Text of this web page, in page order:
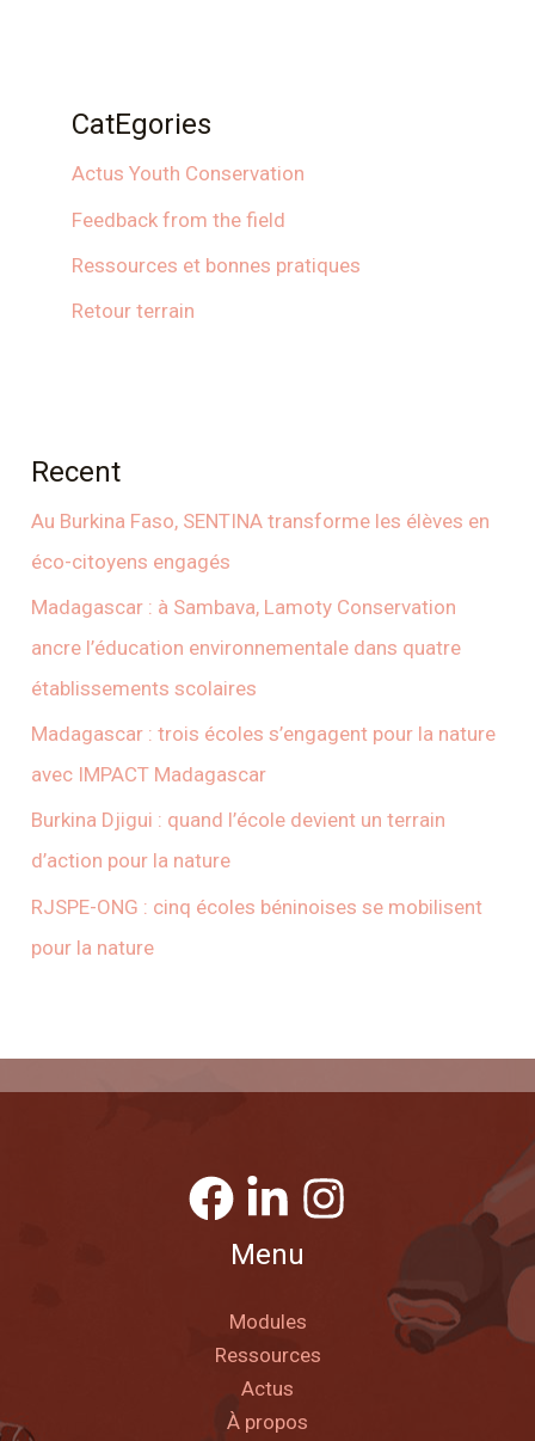
CatEgories
Actus Youth Conservation
Feedback from the field
Ressources et bonnes pratiques
Retour terrain
Recent
Au Burkina Faso, SENTINA transforme les élèves en
éco-citoyens engagés
Madagascar : à Sambava, Lamoty Conservation
ancre l’éducation environnementale dans quatre
établissements scolaires
Madagascar : trois écoles s’engagent pour la nature
avec IMPACT Madagascar
Burkina Djigui : quand l’école devient un terrain
d’action pour la nature
RJSPE-ONG : cinq écoles béninoises se mobilisent
pour la nature
Menu
Modules
Ressources
Actus
À propos